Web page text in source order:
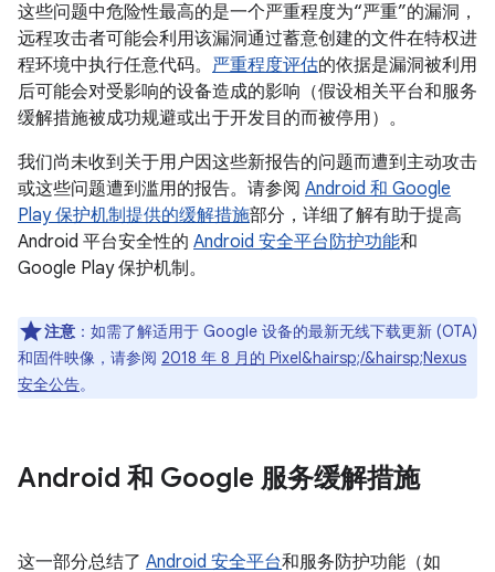
这些问题中危险性最高的是一个严重程度为“严重”的漏洞，
远程攻击者可能会利用该漏洞通过蓄意创建的文件在特权进
程环境中执行任意代码。 严重程度评估的依据是漏洞被利用
后可能会对受影响的设备造成的影响（假设相关平台和服务
缓解措施被成功规避或出于开发目的而被停用）。
我们尚未收到关于用户因这些新报告的问题而遭到主动攻击
或这些问题遭到滥用的报告。请参阅 Android 和 Google
Play 保护机制提供的缓解措施部分，详细了解有助于提高
Android 平台安全性的 Android 安全平台防护功能和
Google Play 保护机制。
注意 ：如需了解适用于 Google 设备的最新无线下载更新 (OTA)
和固件映像，请参阅 2018 年 8 月的 Pixel&hairsp;/&hairsp;Nexus
安全公告。
Android 和 Google 服务缓解措施
这一部分总结了 Android 安全平台和服务防护功能（如